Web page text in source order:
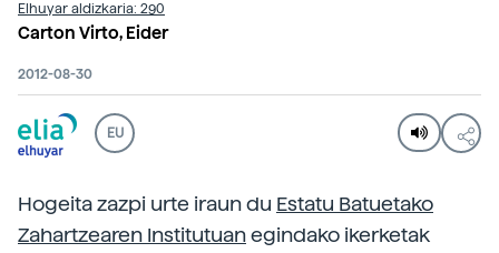
Elhuyar aldizkaria: 290
Carton Virto, Eider
2012-08-30
EU
Hogeita zazpi urte iraun du Estatu Batuetako
Zahartzearen Institutuanegindako ikerketak